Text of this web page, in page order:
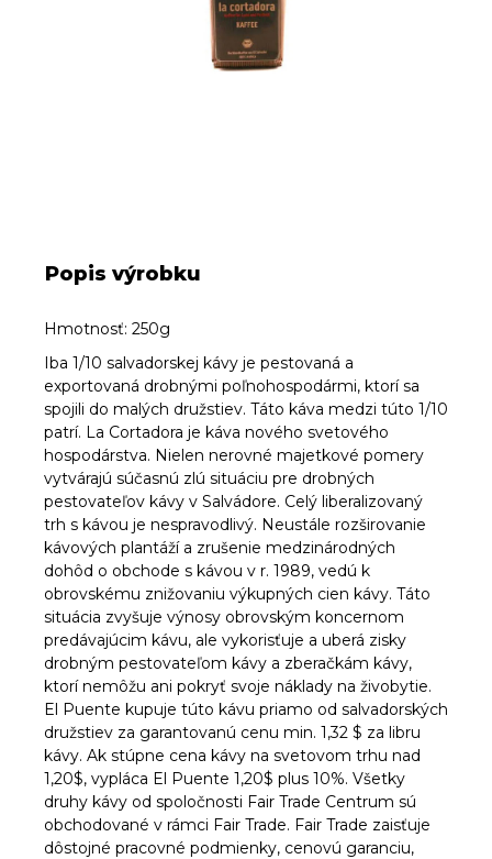
Popis výrobku
Hmotnosť: 250g
Iba 1/10 salvadorskej kávy je pestovaná a
exportovaná drobnými poľnohospodármi, ktorí sa
spojili do malých družstiev. Táto káva medzi túto 1/10
patrí. La Cortadora je káva nového svetového
hospodárstva. Nielen nerovné majetkové pomery
vytvárajú súčasnú zlú situáciu pre drobných
pestovateľov kávy v Salvádore. Celý liberalizovaný
trh s kávou je nespravodlivý. Neustále rozširovanie
kávových plantáží a zrušenie medzinárodných
dohôd o obchode s kávou v r. 1989, vedú k
obrovskému znižovaniu výkupných cien kávy. Táto
situácia zvyšuje výnosy obrovským koncernom
predávajúcim kávu, ale vykorisťuje a uberá zisky
drobným pestovateľom kávy a zberačkám kávy,
ktorí nemôžu ani pokryť svoje náklady na živobytie.
El Puente kupuje túto kávu priamo od salvadorských
družstiev za garantovanú cenu min. 1,32 $ za libru
kávy. Ak stúpne cena kávy na svetovom trhu nad
1,20$, vypláca El Puente 1,20$ plus 10%. Všetky
druhy kávy od spoločnosti Fair Trade Centrum sú
obchodované v rámci Fair Trade. Fair Trade zaisťuje
dôstojné pracovné podmienky, cenovú garanciu,